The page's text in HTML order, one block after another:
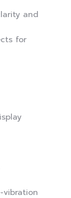
and
for
vibration